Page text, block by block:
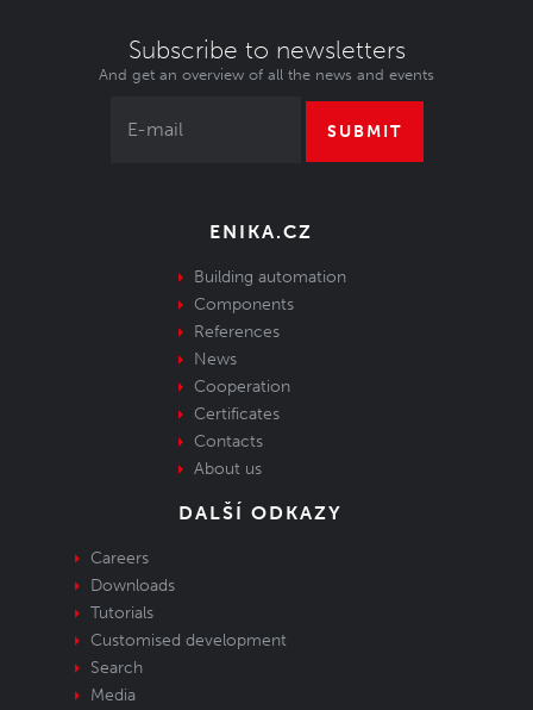
Subscribe to newsletters
And get an overview of all the news and events
SUBMIT
ENIKA.CZ
Building automation
Components
References
News
Cooperation
Certificates
Contacts
About us
DALŠÍ ODKAZY
Careers
Downloads
Tutorials
Customised development
Search
Media